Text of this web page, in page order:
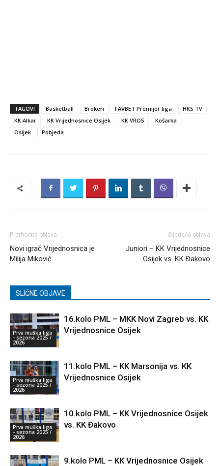
TAGOVI Basketball Brokeri FAVBET Premijer liga
HKS TV
KK Alkar
KK Vrijednosnice Osijek KK VROS
Košarka
Osijek
Pobjeda
Prethodna objava
Novi igrač Vrijednosnica je
Milija Miković
Sljedeća objava
Juniori – KK Vrijednosnice
Osijek vs. KK Đakovo
SLIČNE OBJAVE
Prva muška liga
- sezona 2025 /
2026
16.kolo PML – MKK Novi Zagreb vs. KK
Vrijednosnice Osijek
Prva muška liga
- sezona 2025 /
2026
11.kolo PML – KK Marsonija vs. KK
Vrijednosnice Osijek
Prva muška liga
- sezona 2025 /
2026
10.kolo PML – KK Vrijednosnice Osijek
vs. KK Đakovo
9.kolo PML – KK Vrijednosnice Osijek